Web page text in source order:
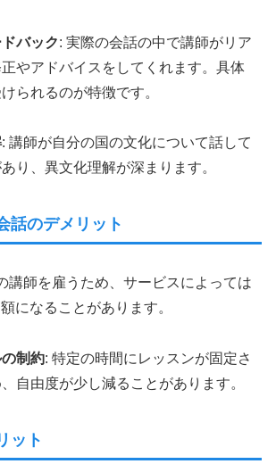
バック: 実際の会話の中で講師がリア
やアドバイスをしてくれます。具体
られるのが特徴です。
: 講師が自分の国の文化について話して
り、異文化理解が深まります。
話のデメリット
講師を雇うため、サービスによっては
になることがあります。
制約: 特定の時間にレッスンが固定さ
自由度が少し減ることがあります。
ット